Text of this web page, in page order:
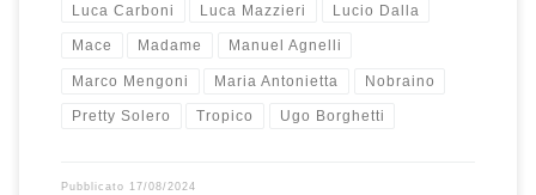
Luca Carboni Luca Mazzieri Lucio Dalla
Mace Madame Manuel Agnelli
Marco Mengoni Maria Antonietta Nobraino
Pretty Solero Tropico Ugo Borghetti
Pubblicato 17/08/2024